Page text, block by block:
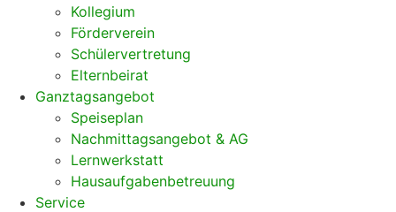
Kollegium
Förderverein
Schülervertretung
Elternbeirat
Ganztagsangebot
Speiseplan
Nachmittagsangebot & AG
Lernwerkstatt
Hausaufgabenbetreuung
Service